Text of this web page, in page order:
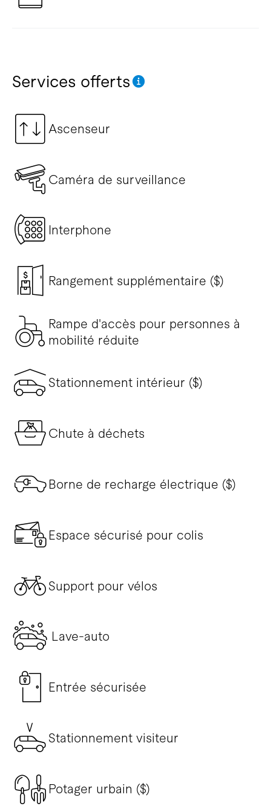
Services offerts
Ascenseur
Caméra de surveillance
Interphone
Rangement supplémentaire ($)
Rampe d'accès pour personnes à
mobilité réduite
Stationnement intérieur ($)
Chute à déchets
Borne de recharge électrique ($)
Espace sécurisé pour colis
Support pour vélos
Lave-auto
Entrée sécurisée
Stationnement visiteur
Potager urbain ($)